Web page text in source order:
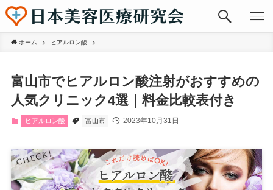
ホーム ヒアルロン酸
富山市でヒアルロン酸注射がおすすめの
人気クリニック4選｜料金比較表付き
ヒアルロン酸 富山市 2023年10月31日